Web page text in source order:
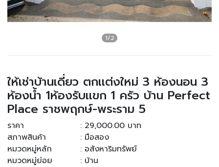
ให้เช่าบ้านเดี่ยว ตกเเต่งใหม่ 3 ห้องนอน 3
ห้องน้ำ 1ห้องรับเเขก 1 ครัว บ้าน Perfect
Place ราชพฤกษ์-พระราม 5
ราคา
: 29,000.00 บาท
สภาพสินค้า
: มือสอง
หมวดหมู่หลัก
: อสังหาริมทรัพย์
หมวดหมู่ย่อย
: บ้าน